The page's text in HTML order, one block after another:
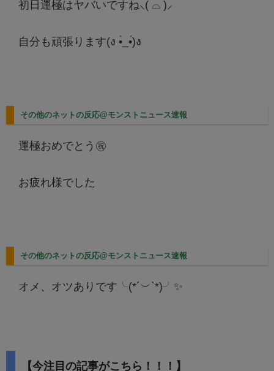
初日運極はヤバいですね⸜( ⌓ )⸝
自分も頑張ります(ง •̀_•́)ง
その他のネットの反応@モンストニュース速報
運極おめでとう㊗️
お疲れ様でした
その他のネットの反応@モンストニュース速報
オメ、オツありです╰(*´︶`*)╯✨
【今注目の記事がこちら！！！】